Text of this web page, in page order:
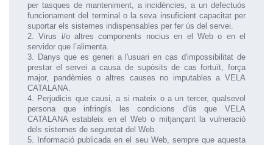
per tasques de manteniment, a incidències, a un defectuós
funcionament del terminal o la seva insuficient capacitat per
suportar els sistemes indispensables per fer ús del servei.
2. Virus i/o altres components nocius en el Web o en el
servidor que l’alimenta.
3. Danys que es generi a l'usuari en cas d'impossibilitat de
prestar el servei a causa de supòsits de cas fortuït, força
major, pandèmies o altres causes no imputables a VELA
CATALANA.
4. Perjudicis que causi, a si mateix o a un tercer, qualsevol
persona que infringís les condicions d'ús que VELA
CATALANA estableix en el Web o mitjançant la vulneració
dels sistemes de seguretat del Web.
5. Informació publicada en el seu Web, sempre que aquesta